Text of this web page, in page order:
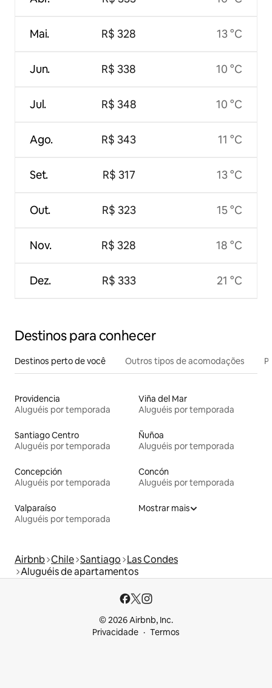
Mai.
Jun.
Jul.
Ago.
Set.
Out.
Nov.
Dez.
R$ 328
R$ 338
R$ 348
R$ 343
R$ 317
R$ 323
R$ 328
R$ 333
13 °C
10 °C
10 °C
11 °C
13 °C
15 °C
18 °C
21 °C
Destinos para conhecer
Destinos perto de você Outros tipos de acomodações
Providencia
Aluguéis por temporada
Viña del Mar
Aluguéis por temporada
Santiago Centro
Aluguéis por temporada
Ñuñoa
Aluguéis por temporada
Concepción
Aluguéis por temporada
Concón
Aluguéis por temporada
Valparaíso
Aluguéis por temporada
Mostrar mais
Airbnb Chile Santiago Las Condes
Aluguéis de apartamentos
© 2026 Airbnb, Inc.
Privacidade
Termos